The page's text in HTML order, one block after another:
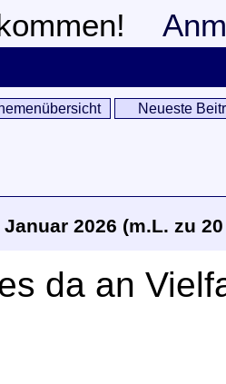
Neueste
2026 (m.L. zu
da an